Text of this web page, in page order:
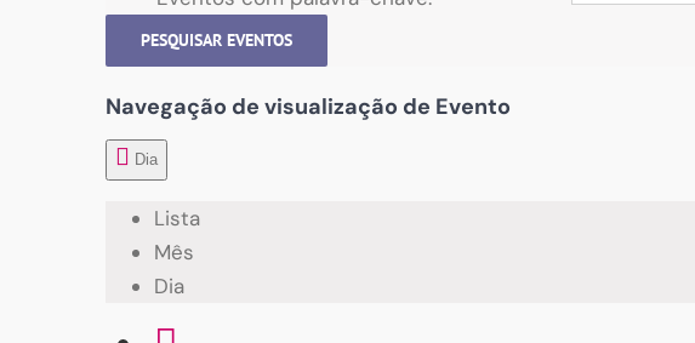
PESQUISAR EVENTOS
Navegação de visualização de Evento
Dia
Lista
Mês
Dia